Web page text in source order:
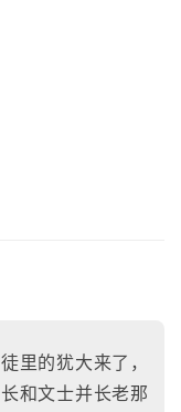
里的犹大来了，
和文士并长老那